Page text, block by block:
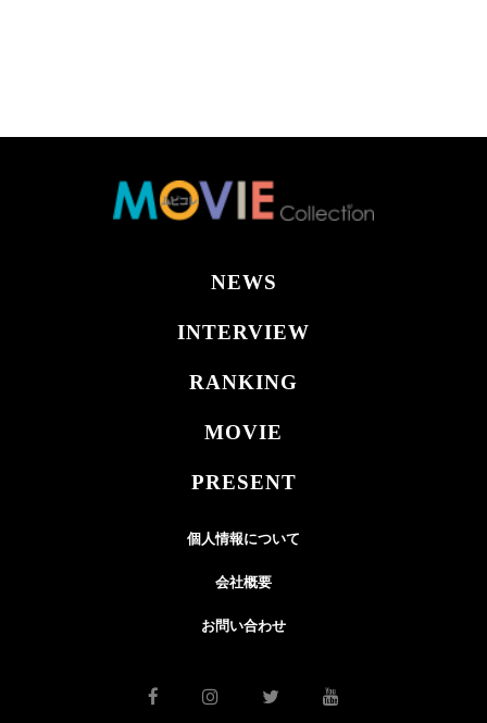
NEWS
INTERVIEW
RANKING
MOVIE
PRESENT
個人情報について
会社概要
お問い合わせ